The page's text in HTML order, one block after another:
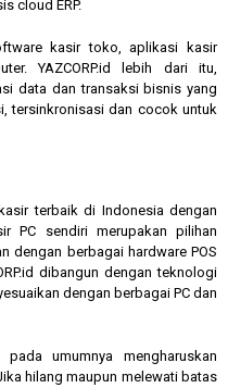
cloud ERP.
kasir toko, aplikasi kasir
YAZCORP.id lebih dari itu,
data dan transaksi bisnis yang
tersinkronisasi dan cocok untuk
terbaik di Indonesia dengan
PC sendiri merupakan pilihan
dengan berbagai hardware POS
dibangun dengan teknologi
dengan berbagai PC dan
umumnya mengharuskan
hilang maupun melewati batas